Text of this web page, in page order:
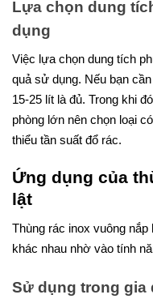
Lựa chọn dung
dụng
Việc lựa chọn dung tích
quả sử dụng. Nếu bạn
15-25 lít là đủ. Trong khi
phòng lớn nên chọn loại
thiểu tần suất đổ rác.
Ứng dụng của
lật
Thùng rác inox vuông
khác nhau nhờ vào tính
Sử dụng trong gia